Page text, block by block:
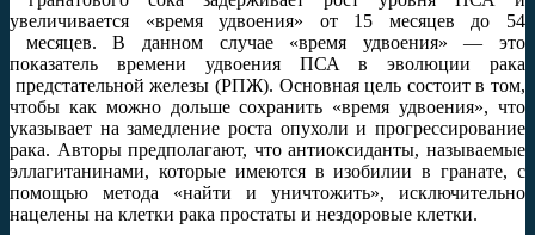
увеличивается «время удвоения» от 15 месяцев до 54
месяцев. В данном случае «время удвоения» — это
показатель времени удвоения ПСА в эволюции рака
предстательной железы (РПЖ). Основная цель состоит в том,
чтобы как можно дольше сохранить «время удвоения», что
указывает на замедление роста опухоли и прогрессирование
рака. Авторы предполагают, что антиоксиданты, называемые
эллагитанинами, которые имеются в изобилии в гранате, с
помощью метода «найти и уничтожить», исключительно
нацелены на клетки рака простаты и нездоровые клетки.